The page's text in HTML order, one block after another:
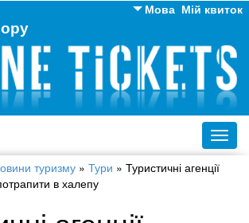
Мій квиток
Мова
Англійська
Російська
Українська
туризму » Тури » Туристичні агенції
в халепу